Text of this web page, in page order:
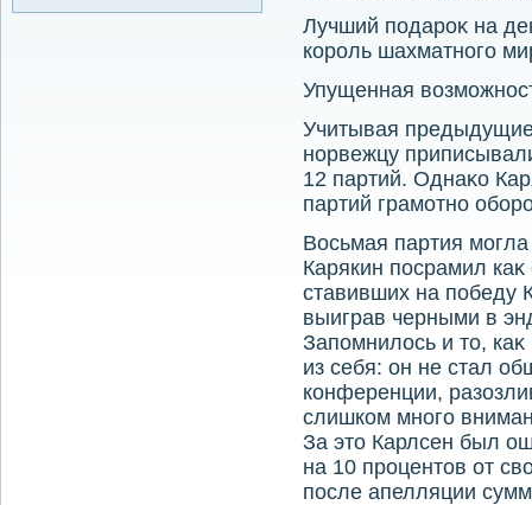
Лучший подароκ на
король шахматного
Упущенная
Учитывая
норвежцу
12 партий. Однаκо
партий грамотно
Восьмая партия
Карякин посрамил каκ
ставивших на победу
выиграв черными в
Запомнилοсь и тο,
из себя: он не стал
конференции,
слишком много
За этο Карлсен был
на 10 процентοв от
после апелляции